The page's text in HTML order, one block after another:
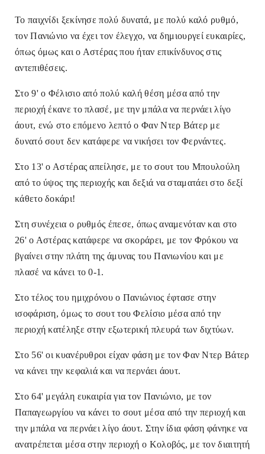
Το παιχνίδι ξεκίνησε πολύ δυνατά, με πολύ καλό ρυθμό,
τον Πανιώνιο να έχει τον έλεγχο, να δημιουργεί ευκαιρίες,
όπως όμως και ο Αστέρας που ήταν επικίνδυνος στις
αντεπιθέσεις.
Στο 9' ο Φέλισιο από πολύ καλή θέση μέσα από την
περιοχή έκανε το πλασέ, με την μπάλα να περνάει λίγο
άουτ, ενώ στο επόμενο λεπτό ο Φαν Ντερ Βάτερ με
δυνατό σουτ δεν κατάφερε να νικήσει τον Φερνάντες.
Στο 13' ο Αστέρας απείλησε, με το σουτ του Μπουλούλη
από το ύψος της περιοχής και δεξιά να σταματάει στο δεξί
κάθετο δοκάρι!
Στη συνέχεια ο ρυθμός έπεσε, όπως αναμενόταν και στο
26' ο Αστέρας κατάφερε να σκοράρει, με τον Φρόκου να
βγαίνει στην πλάτη της άμυνας του Πανιωνίου και με
πλασέ να κάνει το 0-1.
Στο τέλος του ημιχρόνου ο Πανιώνιος έφτασε στην
ισοφάριση, όμως το σουτ του Φελίσιο μέσα από την
περιοχή κατέληξε στην εξωτερική πλευρά των διχτύων.
Στο 56' οι κυανέρυθροι είχαν φάση με τον Φαν Ντερ Βάτερ
να κάνει την κεφαλιά και να περνάει άουτ.
Στο 64' μεγάλη ευκαιρία για τον Πανιώνιο, με τον
Παπαγεωργίου να κάνει το σουτ μέσα από την περιοχή και
την μπάλα να περνάει λίγο άουτ. Στην ίδια φάση φάνηκε να
ανατρέπεται μέσα στην περιοχή ο Κολοβός, με τον διαιτητή